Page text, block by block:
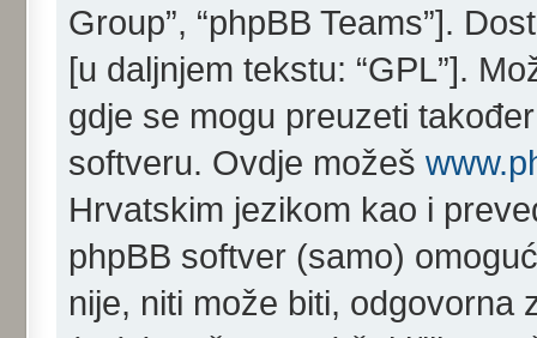
Group”, “phpBB Teams”].
[u daljnjem tekstu: “GPL”].
gdje se mogu preuzeti
softveru. Ovdje možeš
Hrvatskim jezikom kao i
phpBB softver (samo)
nije, niti može biti, odgovorna